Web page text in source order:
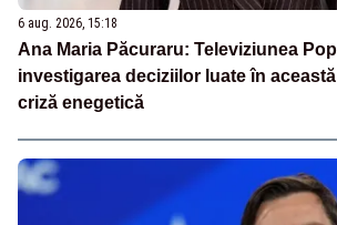
6 aug. 2026, 15:18
Ana Maria Păcuraru: Televiziunea
investigarea deciziilor luate în
criză enegetică